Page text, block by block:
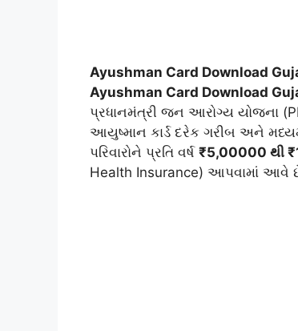
Ayushman Card Download
Ayushman Card Download
પ્રધાનમંત્રી જન આરોગ્ય યોજના
આયુષ્માન કાર્ડ દરેક ગરીબ અને મધ્યમ
પરિવારોને પ્રતિ વર્ષ ₹5,00000 થી
Health Insurance) આપવામાં આવે